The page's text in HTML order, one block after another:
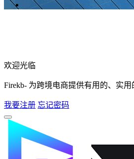
欢迎光临
Firekb- 为跨境电商提供有用的、实用
我要注册 忘记密码